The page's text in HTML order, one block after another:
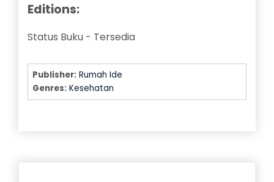
Editions:
Status Buku - Tersedia
Publisher: Rumah Ide
Genres: Kesehatan